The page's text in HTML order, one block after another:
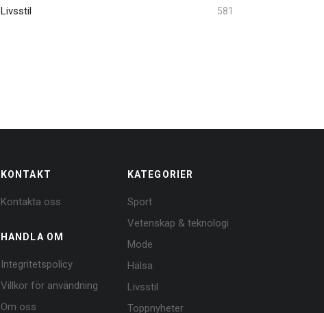
Livsstil 581
KONTAKT
Kontakta oss
HANDLA OM
Integritetspolicy
Villkor för användning
Om oss
KATEGORIER
Sport
Vetenskap & teknologi
Mode
Hälsa
Livsstil
Toppnyheter